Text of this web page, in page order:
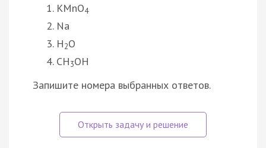
KMnO4
Na
H2O
CH3OH
Запишите номера выбранных ответов.